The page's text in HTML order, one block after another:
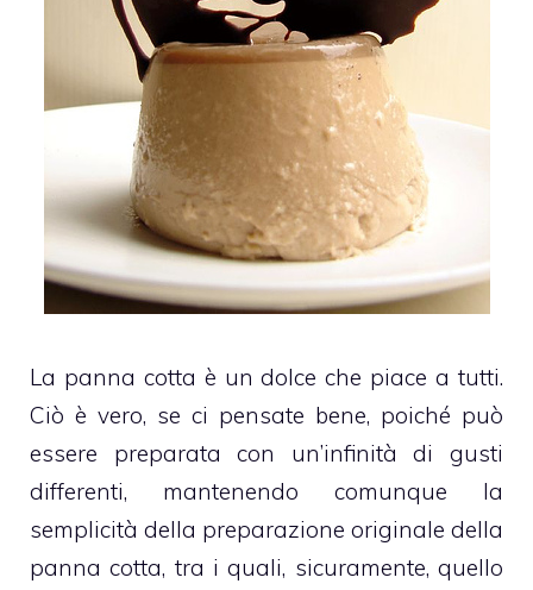
La panna cotta è un dolce che piace a tutti.
Ciò è vero, se ci pensate bene, poiché può
essere preparata con un’infinità di gusti
differenti, mantenendo comunque la
semplicità della preparazione originale della
panna cotta, tra i quali, sicuramente, quello